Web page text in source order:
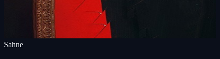
Sahne